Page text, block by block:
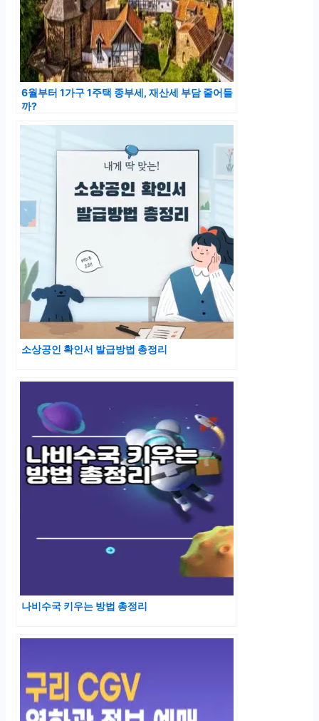
6월부터 1가구 1주택 종부세, 재산세 부담 줄어들
까?
소상공인 확인서 발급방법 총정리
나비수국 키우는 방법 총정리